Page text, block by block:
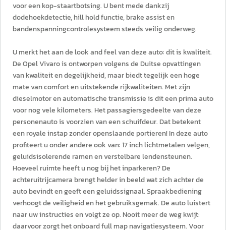
voor een kop-staartbotsing. U bent mede dankzij
dodehoekdetectie, hill hold functie, brake assist en
bandenspanningcontrolesysteem steeds veilig onderweg.
U merkt het aan de look and feel van deze auto: dit is kwaliteit.
De Opel Vivaro is ontworpen volgens de Duitse opvattingen
van kwaliteit en degelijkheid, maar biedt tegelijk een hoge
mate van comfort en uitstekende rijkwaliteiten. Met zijn
dieselmotor en automatische transmissie is dit een prima auto
voor nog vele kilometers. Het passagiersgedeelte van deze
personenauto is voorzien van een schuifdeur. Dat betekent
een royale instap zonder openslaande portieren! In deze auto
profiteert u onder andere ook van: 17 inch lichtmetalen velgen,
geluidsisolerende ramen en verstelbare lendensteunen.
Hoeveel ruimte heeft u nog bij het inparkeren? De
achteruitrijcamera brengt helder in beeld wat zich achter de
auto bevindt en geeft een geluidssignaal. Spraakbediening
verhoogt de veiligheid en het gebruiksgemak. De auto luistert
naar uw instructies en volgt ze op. Nooit meer de weg kwijt:
daarvoor zorgt het onboard full map navigatiesysteem. Voor